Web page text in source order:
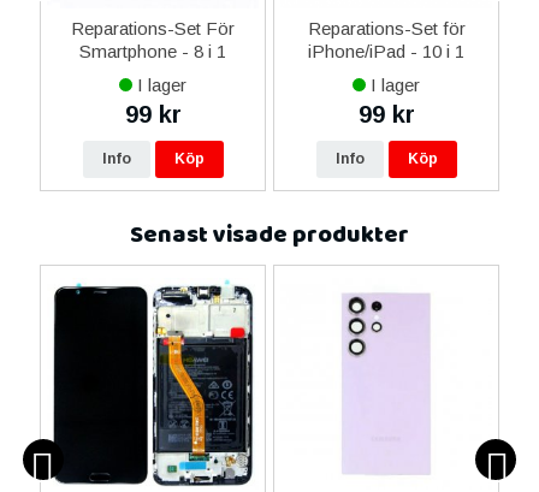
Reparations-Set För
Smartphone - 8 i 1
I lager
99 kr
Info Köp
Reparations-Set för
iPhone/iPad - 10 i 1
I lager
99 kr
Info Köp
Senast visade produkter